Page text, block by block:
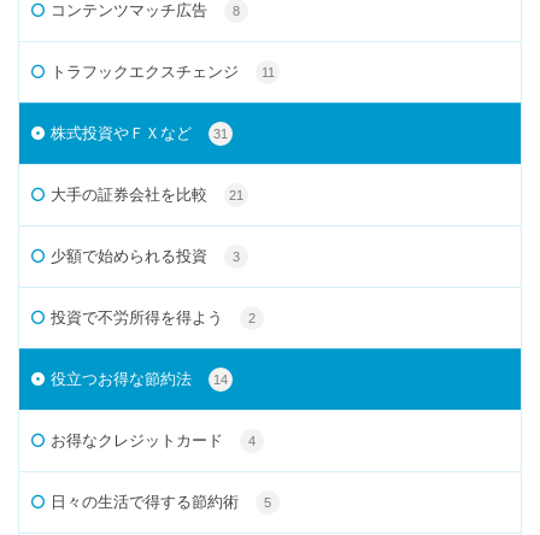
コンテンツマッチ広告 8
トラフックエクスチェンジ 11
株式投資やＦＸなど 31
大手の証券会社を比較 21
少額で始められる投資 3
投資で不労所得を得よう 2
役立つお得な節約法 14
お得なクレジットカード 4
日々の生活で得する節約術 5